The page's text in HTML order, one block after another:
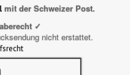
mit der Schweizer Post.
✓
nicht erstattet.